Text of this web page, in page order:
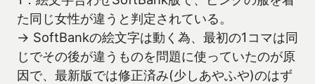
た同じ女性が違うと判定されている。
→ SoftBankの絵文字は動く為、最初の1コマは同
じでその後が違うものを問題に使っていたのが原
因で、最新版では修正済み(少しあやふや)のはず